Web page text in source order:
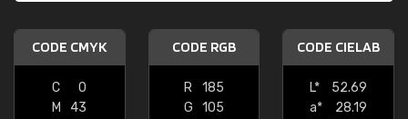
CODE CMYK
C
0
M
43
CODE RGB
R
185
G
105
CODE CIELAB
L*
52.69
a*
28.19